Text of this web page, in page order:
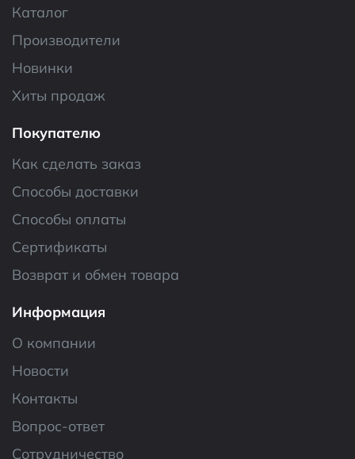
Каталог
Производители
Новинки
Хиты продаж
Покупателю
Как сделать заказ
Способы доставки
Способы оплаты
Сертификаты
Возврат и обмен товара
Информация
О компании
Новости
Контакты
Вопрос-ответ
Сотрудничество